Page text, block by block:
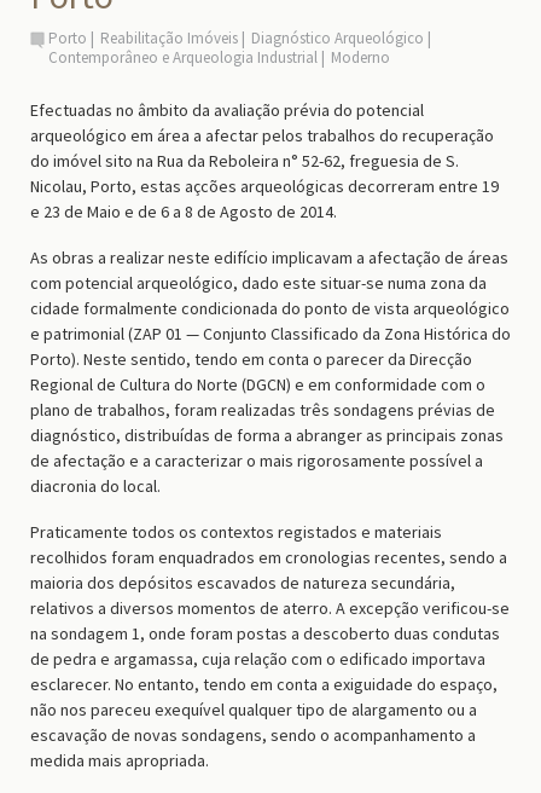
Porto Reabilitação Imóveis
Diagnóstico Arqueológico
Contemporâneo e Arqueologia Industrial
Moderno
Efectuadas no âmbito da avaliação prévia do potencial
arqueológico em área a afectar pelos trabalhos do recuperação
do imóvel sito na Rua da Reboleira n° 52-62, freguesia de S.
Nicolau, Porto, estas açcões arqueológicas decorreram entre 19
e 23 de Maio e de 6 a 8 de Agosto de 2014.
As obras a realizar neste edifício implicavam a afectação de áreas
com potencial arqueológico, dado este situar-se numa zona da
cidade formalmente condicionada do ponto de vista arqueológico
e patrimonial (ZAP 01 — Conjunto Classificado da Zona Histórica do
Porto). Neste sentido, tendo em conta o parecer da Direcção
Regional de Cultura do Norte (DGCN) e em conformidade com o
plano de trabalhos, foram realizadas três sondagens prévias de
diagnóstico, distribuídas de forma a abranger as principais zonas
de afectação e a caracterizar o mais rigorosamente possível a
diacronia do local.
Praticamente todos os contextos registados e materiais
recolhidos foram enquadrados em cronologias recentes, sendo a
maioria dos depósitos escavados de natureza secundária,
relativos a diversos momentos de aterro. A excepção verificou-se
na sondagem 1, onde foram postas a descoberto duas condutas
de pedra e argamassa, cuja relação com o edificado importava
esclarecer. No entanto, tendo em conta a exiguidade do espaço,
não nos pareceu exequível qualquer tipo de alargamento ou a
escavação de novas sondagens, sendo o acompanhamento a
medida mais apropriada.